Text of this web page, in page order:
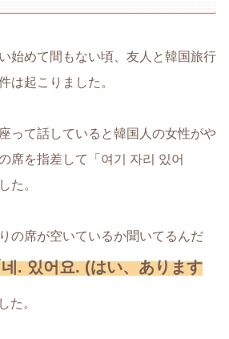
始めて間もない頃、友人と韓国旅行
は起こりました。
って話していると韓国人の女性がや
席を指差して「여기 자리 있어
た。
の席が空いているか聞いてるんだ
. 있어요. (はい、あります
た。